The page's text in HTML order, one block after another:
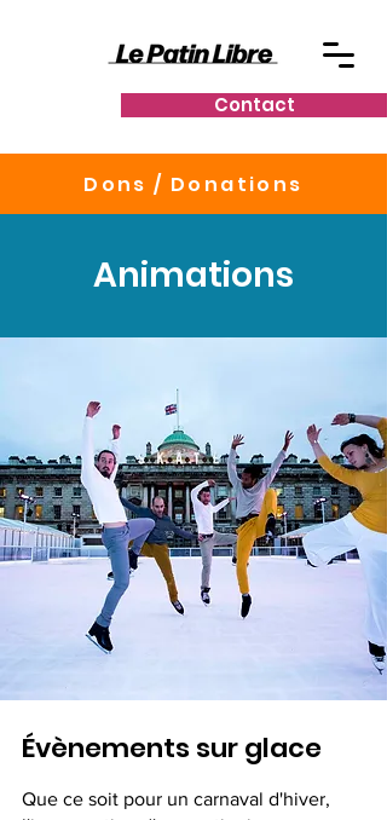
Contact
Dons / Donations
Animations
Évènements sur glace
Que ce soit pour un carnaval d'hiver,